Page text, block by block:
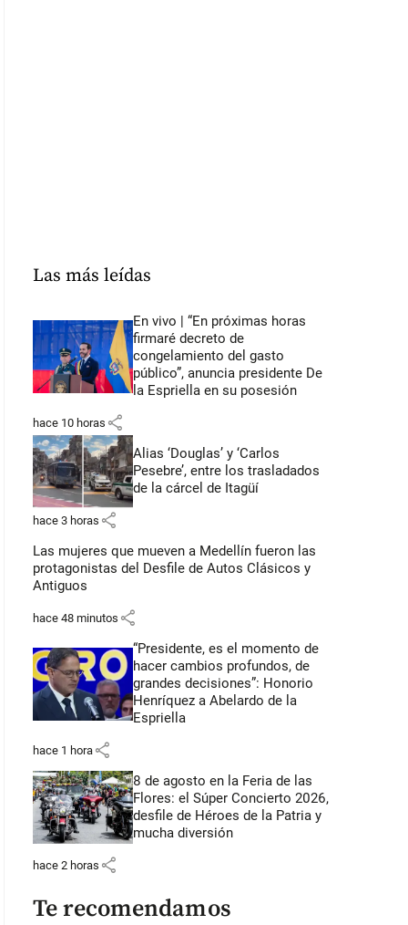
Las más leídas
En vivo | “En próximas horas
firmaré decreto de
congelamiento del gasto
público”, anuncia presidente De
la Espriella en su posesión
hace 10 horas share
Alias ‘Douglas’ y ‘Carlos
Pesebre’, entre los trasladados
de la cárcel de Itagüí
hace 3 horas share
Las mujeres que mueven a Medellín fueron las
protagonistas del Desfile de Autos Clásicos y
Antiguos
hace 48 minutos share
“Presidente, es el momento de
hacer cambios profundos, de
grandes decisiones”: Honorio
Henríquez a Abelardo de la
Espriella
hace 1 hora share
8 de agosto en la Feria de las
Flores: el Súper Concierto 2026,
desfile de Héroes de la Patria y
mucha diversión
hace 2 horas share
Te recomendamos